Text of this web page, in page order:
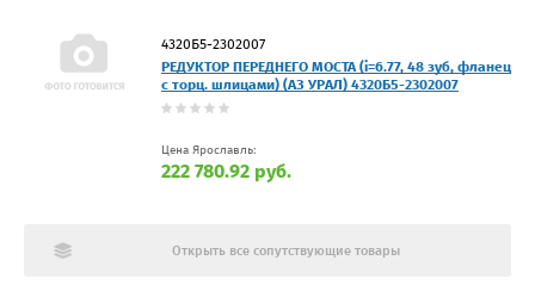
4320Б5-2302007
РЕДУКТОР ПЕРЕДНЕГО МОСТА (i=6.77, 48 зуб, фланец
с торц. шлицами) (АЗ УРАЛ) 4320Б5-2302007
Цена Ярославль:
222 780.92 руб.
Открыть все сопутствующие товары